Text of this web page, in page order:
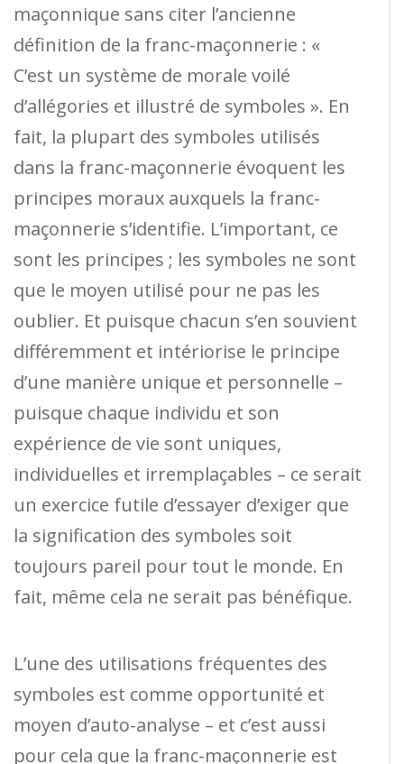
maçonnique sans citer l’ancienne
définition de la franc-maçonnerie : «
C’est un système de morale voilé
d’allégories et illustré de symboles ». En
fait, la plupart des symboles utilisés
dans la franc-maçonnerie évoquent les
principes moraux auxquels la franc-
maçonnerie s’identifie. L’important, ce
sont les principes ; les symboles ne sont
que le moyen utilisé pour ne pas les
oublier. Et puisque chacun s’en souvient
différemment et intériorise le principe
d’une manière unique et personnelle –
puisque chaque individu et son
expérience de vie sont uniques,
individuelles et irremplaçables – ce serait
un exercice futile d’essayer d’exiger que
la signification des symboles soit
toujours pareil pour tout le monde. En
fait, même cela ne serait pas bénéfique.
L’une des utilisations fréquentes des
symboles est comme opportunité et
moyen d’auto-analyse – et c’est aussi
pour cela que la franc-maçonnerie est